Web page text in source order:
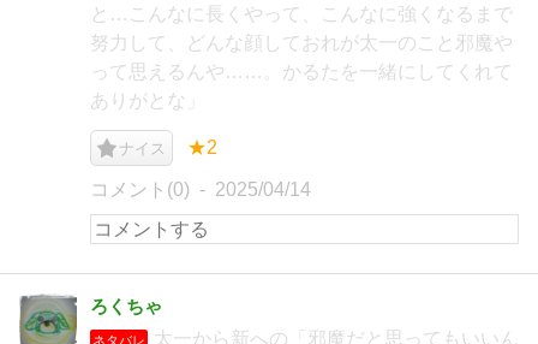
と…こんなに長くやって、こんなに強くなるまで
努力して、どんな顔しておれが太一のこと邪魔や
って思えるんや……。かるたを一緒にしてくれて
ありがとな」
ナイス ★2
コメント(0) 2025/04/14
ろくちゃ
ネタバレ
太一から新への「邪魔だと思ってもいいん